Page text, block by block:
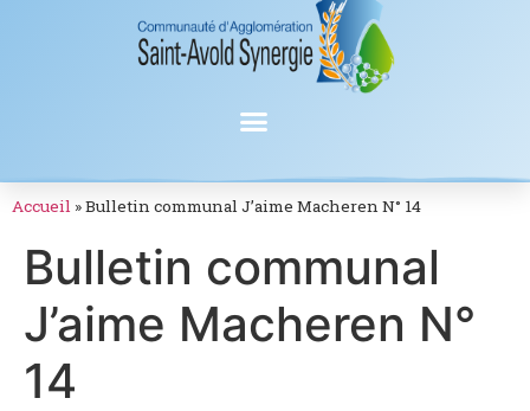
Accueil »Bulletin communal J’aime Macheren N° 14
Bulletin communal
J’aime Macheren N°
14